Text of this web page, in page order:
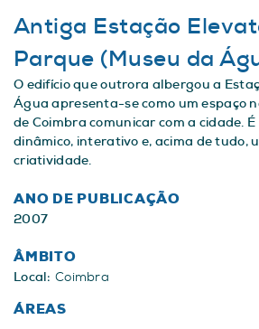
Antiga Estação
Parque (Museu da
O edifício que outrora albergou a
Água apresenta-se como um espaço
de Coimbra comunicar com a cidade.
dinâmico, interativo e, acima de tudo,
criatividade.
ANO DE PUBLICAÇÃO
2007
ÂMBITO
Local: Coimbra
ÁREAS